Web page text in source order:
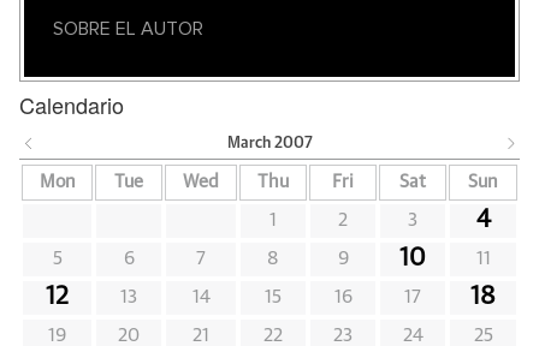
SOBRE EL AUTOR
Calendario
March 2007
Mon Tue Wed Thu Fri Sat Sun
1 2 3 4
5 6 7 8 9 10 11
12 13 14 15 16 17 18
19 20 21 22 23 24 25